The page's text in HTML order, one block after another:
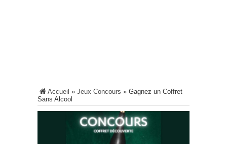
Accueil » Jeux Concours » Gagnez un Coffret
Sans Alcool